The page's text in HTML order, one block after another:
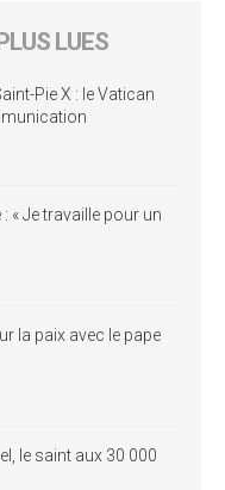
LUES
Pie X : le Vatican
« Je travaille pour un
la paix avec le pape
le saint aux 30 000